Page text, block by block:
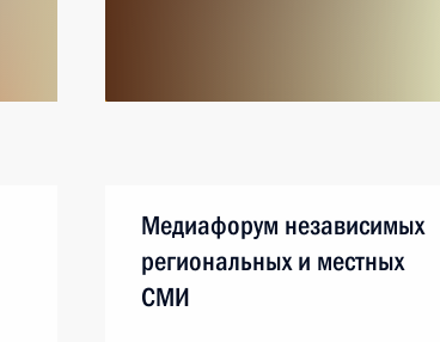
Медиафорум независимых
региональных и местных
СМИ